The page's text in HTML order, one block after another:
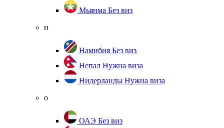
Мьянма Без виз
н
Намибия Без виз
Непал Нужна виза
Нидерланды Нужна виза
о
ОАЭ Без виз